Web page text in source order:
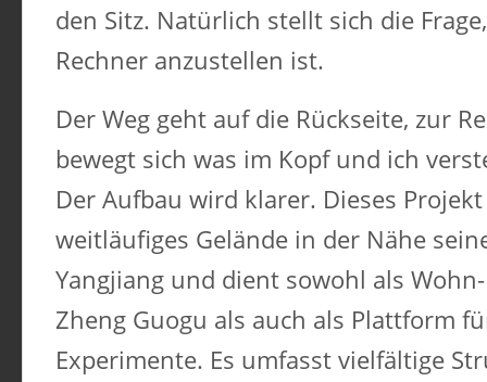
den Sitz. Natürlich stellt sich die
Rechner anzustellen ist.
Der Weg geht auf die Rückseite, zur
bewegt sich was im Kopf und ich
Der Aufbau wird klarer. Dieses
weitläufiges Gelände in der Nähe
Yangjiang und dient sowohl als
Zheng Guogu als auch als Plattform
Experimente. Es umfasst vielfältige